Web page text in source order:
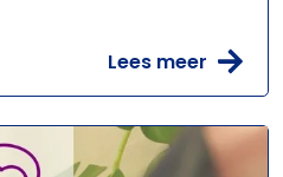
Lees meer